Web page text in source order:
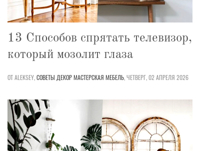
13 Способов спрятать телевизор,
который мозолит глаза
ОТ ALEKSEY,СОВЕТЫ ДЕКОРМАСТЕРСКАЯ МЕБЕЛЬ,ЧЕТВЕРГ, 02 АПРЕЛЯ 2026